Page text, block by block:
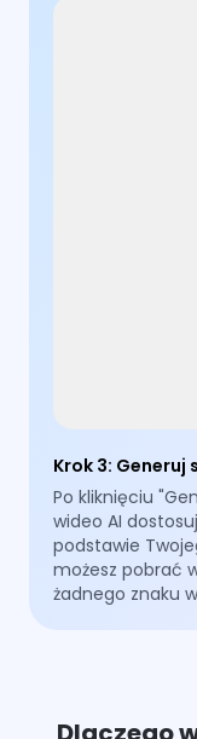
Krok 3: Generuj
Po kliknięciu
wideo AI
podstawie
możesz pobrać
żadnego znaku